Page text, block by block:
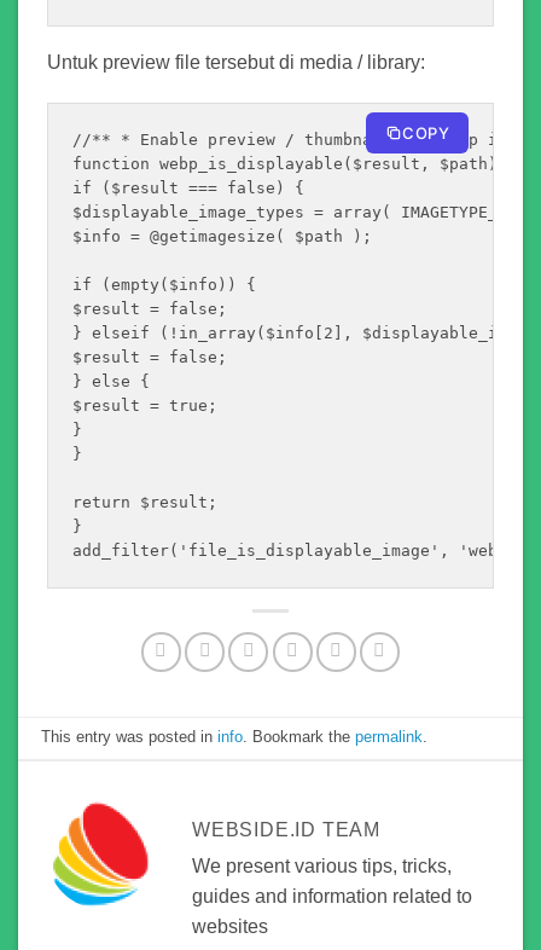
Untuk preview file tersebut di media / library:
//** * Enable preview / thumbnail for webp
function webp_is_displayable($result, $path) {
if ($result === false) {
$displayable_image_types = array(
$info = @getimagesize( $path );
if (empty($info)) {
$result = false;
} elseif (!in_array($info[2],
$result = false;
} else {
$result = true;
}
}
return $result;
}
add_filter('file_is_displayable_image',
COPY
This entry was posted ininfo. Bookmark thepermalink.
WEBSIDE.ID TEAM
We present various tips, tricks,
guides and information related to
websites